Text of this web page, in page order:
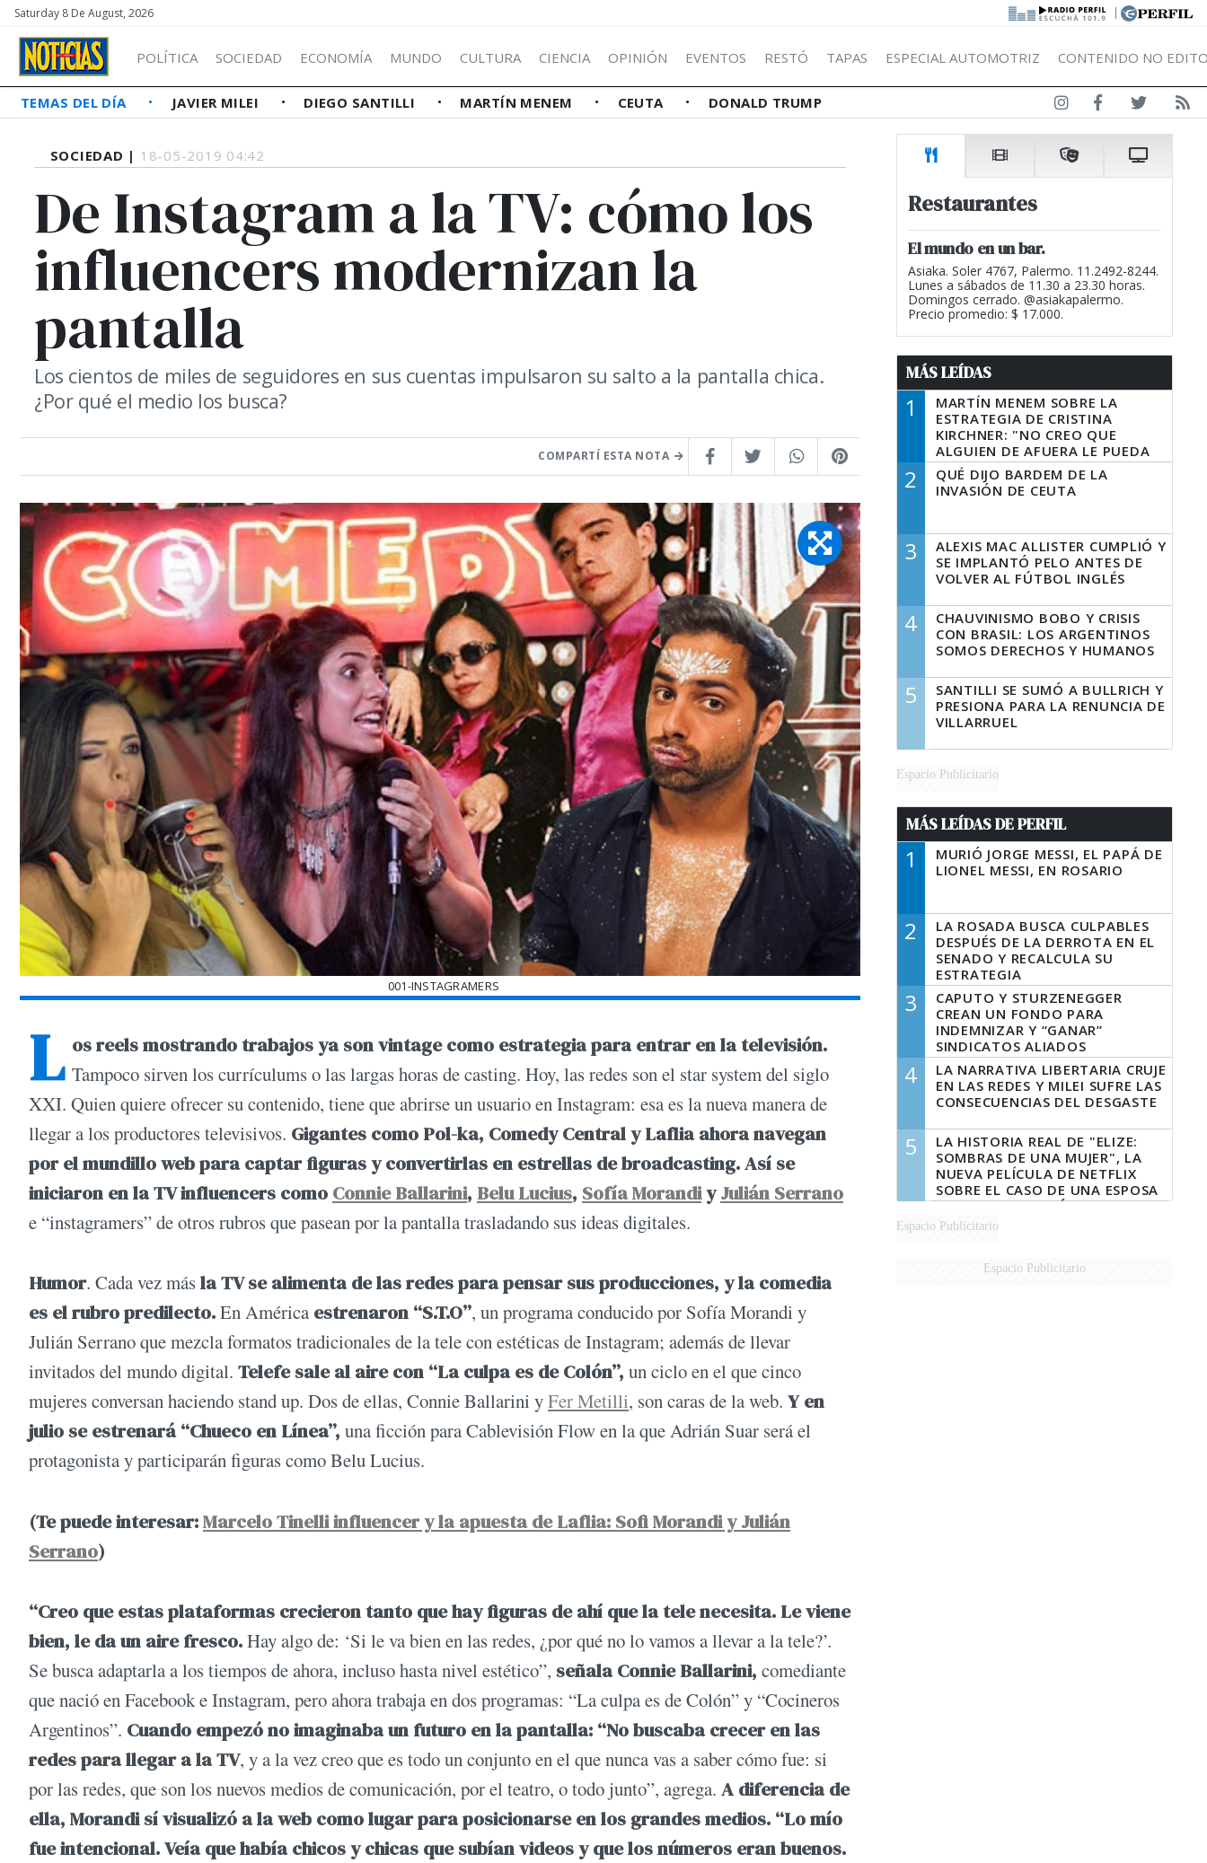
Saturday 8 De August, 2026 |
POLÍTICA SOCIEDAD ECONOMÍA MUNDO CULTURA CIENCIA OPINIÓN EVENTOS RESTÓ TAPAS ESPECIAL AUTOMOTRIZ CONTENIDO NO
TEMAS DEL DÍA JAVIER MILEI DIEGO SANTILLI MARTÍN MENEM CEUTA DONALD TRUMP
SOCIEDAD | 18-05-2019 04:42
De Instagram a la TV: cómo los
influencers modernizan la
pantalla
Los cientos de miles de seguidores en sus cuentas impulsaron su salto a la pantalla chica.
¿Por qué el medio los busca?
COMPARTÍ ESTA NOTA
001-INSTAGRAMERS
L os reels mostrando trabajos ya son vintage como estrategia para entrar en la televisión.
Tampoco sirven los currículums o las largas horas de casting. Hoy, las redes son el star system del siglo
XXI. Quien quiere ofrecer su contenido, tiene que abrirse un usuario en Instagram: esa es la nueva manera de
llegar a los productores televisivos. Gigantes como Pol-ka, Comedy Central y Laflia ahora navegan
por el mundillo web para captar figuras y convertirlas en estrellas de broadcasting.Así se
iniciaron en la TV influencers como Connie Ballarini, Belu Lucius, Sofía MorandiyJulián Serrano
e “instagramers” de otros rubros que pasean por la pantalla trasladando sus ideas digitales.
Humor. Cada vez másla TV se alimenta de las redes para pensar sus producciones, y la comedia
es el rubro predilecto.En América estrenaron “S.T.O”, un programa conducido por Sofía Morandi y
Julián Serrano que mezcla formatos tradicionales de la tele con estéticas de Instagram; además de llevar
invitados del mundo digital. Telefe sale al aire con “La culpa es de Colón”, un ciclo en el que cinco
mujeres conversan haciendo stand up. Dos de ellas, Connie Ballarini yFer Metilli, son caras de la web. Y en
julio se estrenará “Chueco en Línea”, una ficción para Cablevisión Flow en la que Adrián Suar será el
protagonista y participarán figuras como Belu Lucius.
(Te puede interesar:Marcelo Tinelli influencer y la apuesta de Laflia: Sofi Morandi y Julián
Serrano)
“Creo que estas plataformas crecieron tanto que hay figuras de ahí que la tele necesita. Le viene
bien, le da un aire fresco.Hay algo de: ‘Si le va bien en las redes, ¿por qué no lo vamos a llevar a la tele?’.
Se busca adaptarla a los tiempos de ahora, incluso hasta nivel estético”, señala Connie Ballarini, comediante
que nació en Facebook e Instagram, pero ahora trabaja en dos programas: “La culpa es de Colón” y “Cocineros
Argentinos”. Cuando empezó no imaginaba un futuro en la pantalla: “No buscaba crecer en las
redes para llegar a la TV, y a la vez creo que es todo un conjunto en el que nunca vas a saber cómo fue: si
por las redes, que son los nuevos medios de comunicación, por el teatro, o todo junto”, agrega. A diferencia de
ella, Morandi sí visualizó a la web como lugar para posicionarse en los grandes medios. “Lo mío
fue intencional. Veía que había chicos y chicas que subían videos y que los números eran buenos.
Restaurantes
El mundo en un bar.
Asiaka. Soler 4767, Palermo. 11.2492-8244.
Lunes a sábados de 11.30 a 23.30 horas.
Domingos cerrado. @asiakapalermo.
Precio promedio: $ 17.000.
MÁS LEÍDAS
1
MARTÍN MENEM SOBRE LA
ESTRATEGIA DE CRISTINA
KIRCHNER: "NO CREO QUE
ALGUIEN DE AFUERA LE PUEDA
DECIR A LA JUSTICIA LO QUE
TIENE QUE HACER"
2
QUÉ DIJO BARDEM DE LA
INVASIÓN DE CEUTA
3
ALEXIS MAC ALLISTER CUMPLIÓ Y
SE IMPLANTÓ PELO ANTES DE
VOLVER AL FÚTBOL INGLÉS
4
CHAUVINISMO BOBO Y CRISIS
CON BRASIL: LOS ARGENTINOS
SOMOS DERECHOS Y HUMANOS
5
SANTILLI SE SUMÓ A BULLRICH Y
PRESIONA PARA LA RENUNCIA DE
VILLARRUEL
Espacio Publicitario
MÁS LEÍDAS DE PERFIL
1
MURIÓ JORGE MESSI, EL PAPÁ DE
LIONEL MESSI, EN ROSARIO
2
LA ROSADA BUSCA CULPABLES
DESPUÉS DE LA DERROTA EN EL
SENADO Y RECALCULA SU
ESTRATEGIA
3
CAPUTO Y STURZENEGGER
CREAN UN FONDO PARA
INDEMNIZAR Y “GANAR”
SINDICATOS ALIADOS
4
LA NARRATIVA LIBERTARIA CRUJE
EN LAS REDES Y MILEI SUFRE LAS
CONSECUENCIAS DEL DESGASTE
5
LA HISTORIA REAL DE "ELIZE:
SOMBRAS DE UNA MUJER", LA
NUEVA PELÍCULA DE NETFLIX
SOBRE EL CASO DE UNA ESPOSA
QUE DESCUARTIZÓ A SU
MARIDO
Espacio Publicitario
Espacio Publicitario